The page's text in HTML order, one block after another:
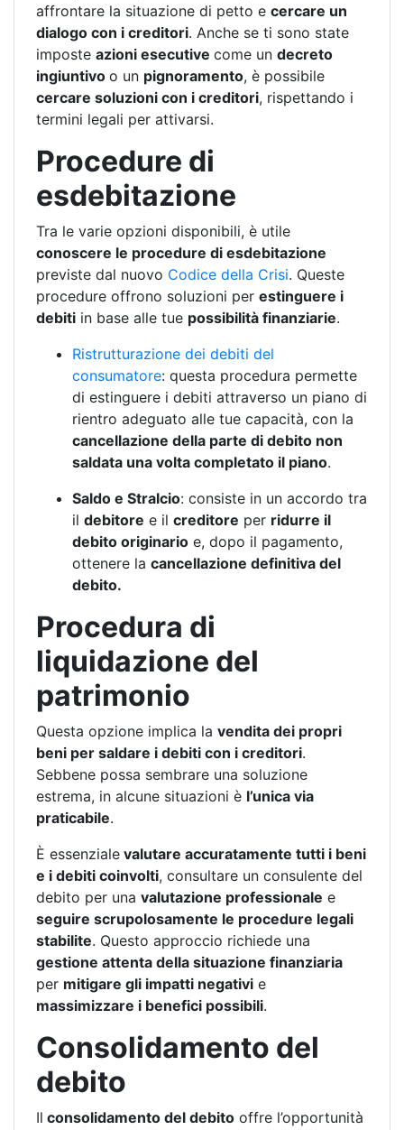
affrontare la situazione di petto e cercare un
dialogo con i creditori. Anche se ti sono state
imposte azioni esecutive come un decreto
ingiuntivo o un pignoramento, è possibile
cercare soluzioni con i creditori, rispettando i
termini legali per attivarsi.
Procedure di
esdebitazione
Tra le varie opzioni disponibili, è utile
conoscere le procedure di esdebitazione
previste dal nuovo Codice della Crisi. Queste
procedure offrono soluzioni per estinguere i
debiti in base alle tue possibilità finanziarie.
Ristrutturazione dei debiti del
consumatore: questa procedura permette
di estinguere i debiti attraverso un piano di
rientro adeguato alle tue capacità, con la
cancellazione della parte di debito non
saldata una volta completato il piano.
Saldo e Stralcio: consiste in un accordo tra
il debitore e il creditore per ridurre il
debito originario e, dopo il pagamento,
ottenere la cancellazione definitiva del
debito.
Procedura di
liquidazione del
patrimonio
Questa opzione implica la vendita dei propri
beni per saldare i debiti con i creditori.
Sebbene possa sembrare una soluzione
estrema, in alcune situazioni è l’unica via
praticabile.
È essenziale valutare accuratamente tutti i beni
e i debiti coinvolti, consultare un consulente del
debito per una valutazione professionale e
seguire scrupolosamente le procedure legali
stabilite. Questo approccio richiede una
gestione attenta della situazione finanziaria
per mitigare gli impatti negativi e
massimizzare i benefici possibili.
Consolidamento del
debito
Il consolidamento del debito offre l’opportunità